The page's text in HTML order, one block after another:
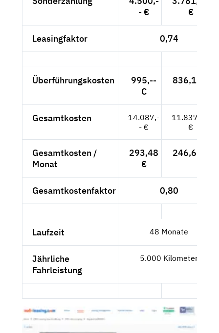
- €
€
Leasingfaktor 0,74
Überführungskosten
995,--
€
836,13 €
Gesamtkosten
14.087,-
- €
11.837,82
€
Gesamtkosten /
Monat
293,48
€
246,62 €
Gesamtkostenfaktor 0,80
Laufzeit 48 Monate
Jährliche
Fahrleistung
5.000 Kilometer